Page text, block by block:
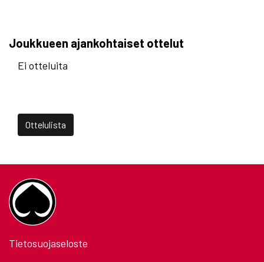
Joukkueen ajankohtaiset ottelut
Ei otteluita
Ottelulista
Tietosuojaseloste